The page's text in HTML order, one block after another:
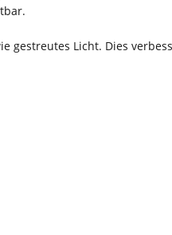
gestreutes Licht. Dies